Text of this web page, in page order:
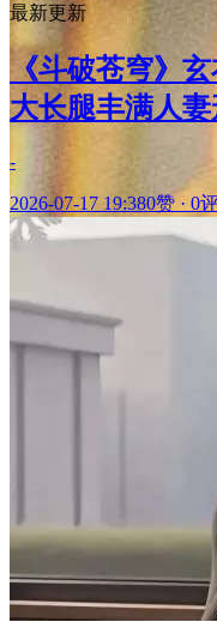
最新更新
《斗破苍穹》
大长腿丰满人
-
2026-07-17 19:380赞 · 0